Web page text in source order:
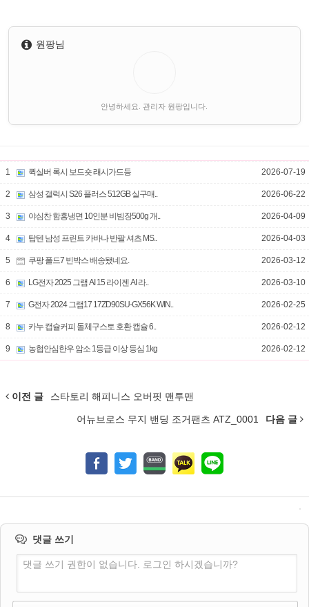
원팡님
안녕하세요. 관리자 원팡입니다.
1 퀵실버 록시 보드숏 래시가드등 2026-07-19
2 삼성 갤럭시 S26 플러스 512GB 실구매.. 2026-06-22
3 야심찬 함흥냉면 10인분 비빔장500g 개.. 2026-04-09
4 탑텐 남성 프린트 카바나 반팔 셔츠 MS.. 2026-04-03
5 쿠팡 폴드7 빈박스 배송됐네요. 2026-03-12
6 LG전자 2025 그램 AI 15 라이젠 AI 라.. 2026-03-10
7 G전자 2024 그램17 17ZD90SU-GX56K WIN.. 2026-02-25
8 카누 캡슐커피 돌체구스토 호환 캡슐 6.. 2026-02-12
9 농협안심한우 암소 1등급 이상 등심 1kg 2026-02-12
이전 글 스타토리 해피니스 오버핏 맨투맨
어뉴브로스 무지 밴딩 조거팬츠 ATZ_0001 다음 글
댓글 쓰기
댓글 쓰기 권한이 없습니다. 로그인 하시겠습니까?